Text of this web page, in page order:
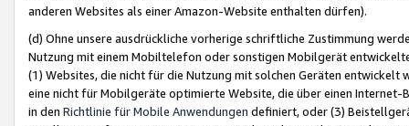
anderen Websites als einer Amazon-Website enthalten dürfen).
(d) Ohne unsere ausdrückliche vorherige schriftliche Zustimmung
Nutzung mit einem Mobiltelefon oder sonstigen Mobilgerät
(1) Websites, die nicht für die Nutzung mit solchen Geräten
eine nicht für Mobilgeräte optimierte Website, die über einen
in den Richtlinie für Mobile Anwendungen definiert, oder (3)